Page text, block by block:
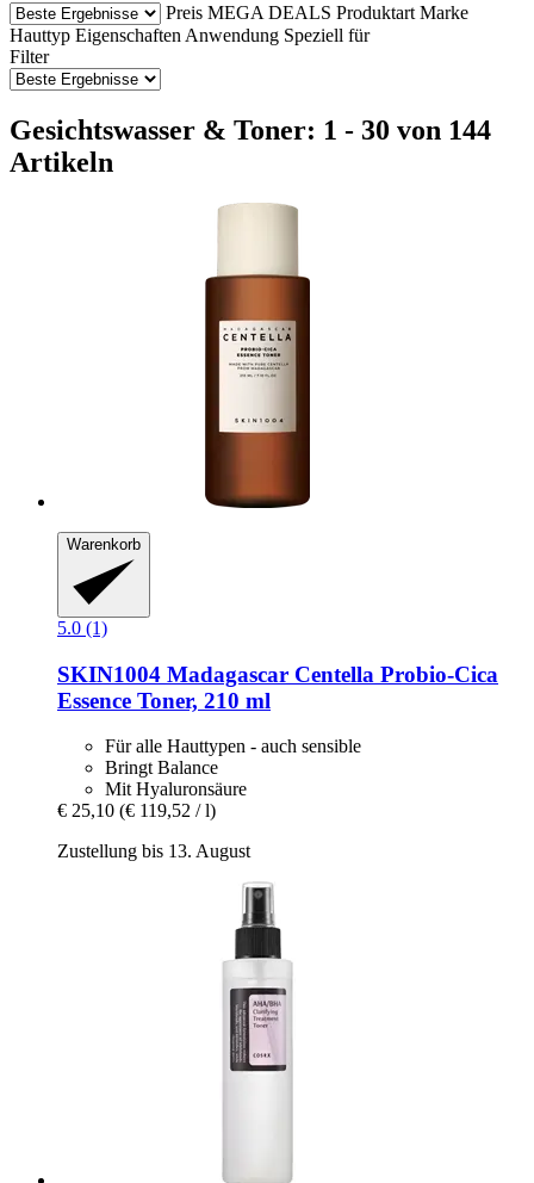
Preis MEGA DEALS Produktart Marke
Hauttyp Eigenschaften Anwendung Speziell für
Filter
Gesichtswasser & Toner: 1 - 30 von 144
Artikeln
Warenkorb
5.0 (1)
SKIN1004 Madagascar Centella Probio-​Cica
Essence Toner, 210 ml
Für alle Hauttypen - auch sensible
Bringt Balance
Mit Hyaluronsäure
€ 25,10 (€ 119,52 / l)
Zustellung bis 13. August